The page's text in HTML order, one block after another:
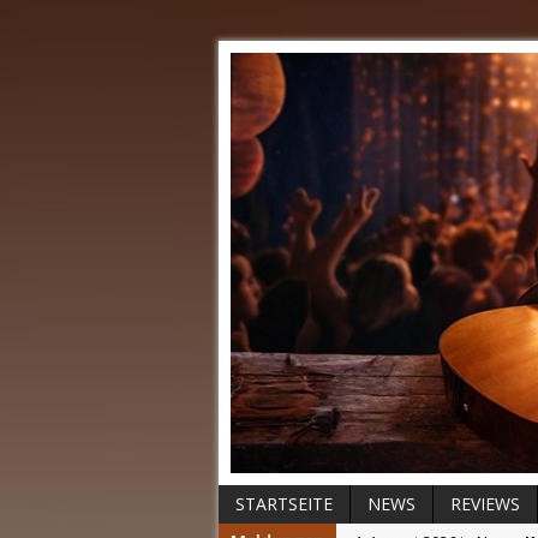
STARTSEITE NEWS REVIEWS